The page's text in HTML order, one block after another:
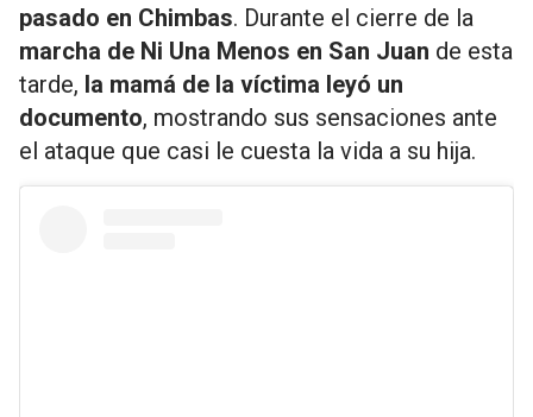
pasado en Chimbas. Durante el cierre de la
marcha de Ni Una Menos en San Juan de esta
tarde, la mamá de la víctima leyó un
documento, mostrando sus sensaciones ante
el ataque que casi le cuesta la vida a su hija.